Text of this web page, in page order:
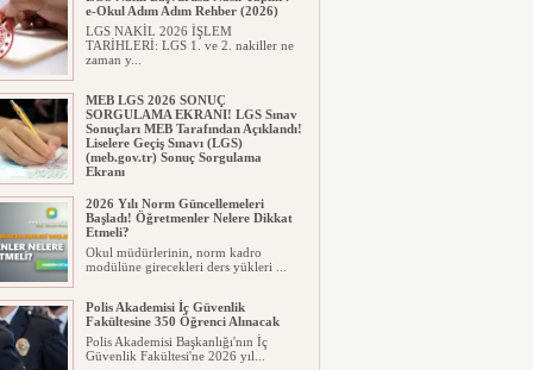
e-Okul Adım Adım Rehber (2026)
LGS NAKİL 2026 İŞLEM
TARİHLERİ: LGS 1. ve 2. nakiller ne
zaman y...
MEB LGS 2026 SONUÇ
SORGULAMA EKRANI! LGS Sınav
Sonuçları MEB Tarafından Açıklandı!
Liselere Geçiş Sınavı (LGS)
(meb.gov.tr) Sonuç Sorgulama
Ekranı
Milyonlarca öğrenci için ...
2026 Yılı Norm Güncellemeleri
Başladı! Öğretmenler Nelere Dikkat
Etmeli?
Okul müdürlerinin, norm kadro
modülüne girecekleri ders yükleri ...
Polis Akademisi İç Güvenlik
Fakültesine 350 Öğrenci Alınacak
Polis Akademisi Başkanlığı'nın İç
Güvenlik Fakültesi'ne 2026 yıl...